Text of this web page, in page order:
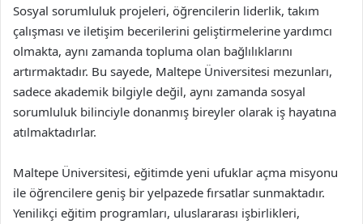
Sosyal sorumluluk projeleri, öğrencilerin liderlik, takım
çalışması ve iletişim becerilerini geliştirmelerine yardımcı
olmakta, aynı zamanda topluma olan bağlılıklarını
artırmaktadır. Bu sayede, Maltepe Üniversitesi mezunları,
sadece akademik bilgiyle değil, aynı zamanda sosyal
sorumluluk bilinciyle donanmış bireyler olarak iş hayatına
atılmaktadırlar.
Maltepe Üniversitesi, eğitimde yeni ufuklar açma misyonu
ile öğrencilere geniş bir yelpazede fırsatlar sunmaktadır.
Yenilikçi eğitim programları, uluslararası işbirlikleri,